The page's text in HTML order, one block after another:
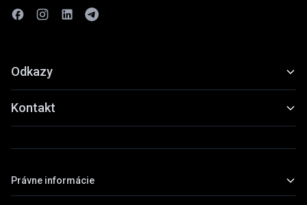
Odkazy
Funkcie
Ukážky
Stiahnuť
Kontakt
Praha, Česká republika
Právne informácie